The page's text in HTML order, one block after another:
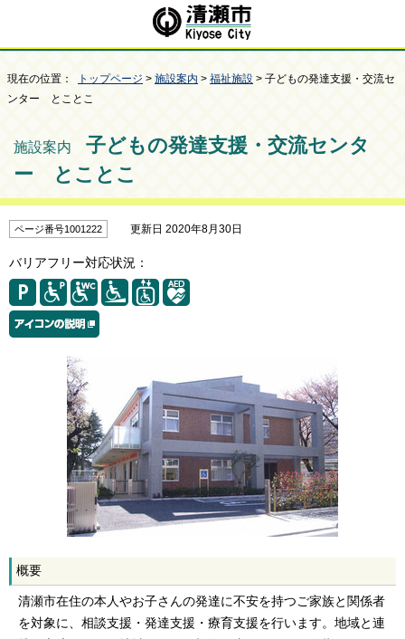
現在の位置： トップページ > 施設案内 > 福祉施設 > 子どもの発達支援・交流セ
ンター とことこ
施設案内 子どもの発達支援・交流センタ
ー とことこ
ページ番号1001222 更新日 2020年8月30日
バリアフリー対応状況：
概要
清瀬市在住の本人やお子さんの発達に不安を持つご家族と関係者
を対象に、相談支援・発達支援・療育支援を行います。地域と連